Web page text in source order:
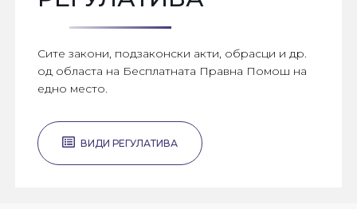
Сите закони, подзаконски акти, обрасци и др.
од областа на Бесплатната Правна Помош на
едно место.
ВИДИ РЕГУЛАТИВА